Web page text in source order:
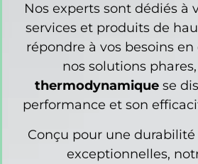
Nos experts sont dédiés à
services et produits de
répondre à vos besoins
nos solutions
thermodynamique se
performance et son
Conçu pour une
exceptionnelles,